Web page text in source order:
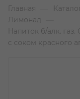
Главная
Лимонад
Напиток б/алк.
с соком красного